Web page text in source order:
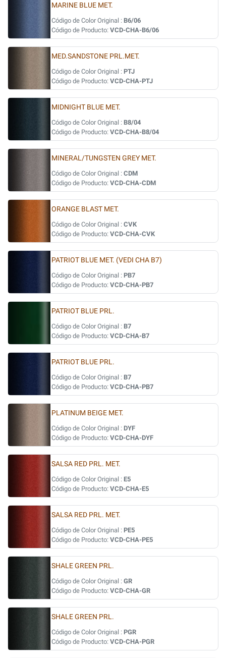
MARINE BLUE MET.
Código de Color Original : B6/06
Código de Producto: VCD-CHA-B6/06
MED.SANDSTONE PRL.MET.
Código de Color Original : PTJ
Código de Producto: VCD-CHA-PTJ
MIDNIGHT BLUE MET.
Código de Color Original : B8/04
Código de Producto: VCD-CHA-B8/04
MINERAL/TUNGSTEN GREY MET.
Código de Color Original : CDM
Código de Producto: VCD-CHA-CDM
ORANGE BLAST MET.
Código de Color Original : CVK
Código de Producto: VCD-CHA-CVK
PATRIOT BLUE MET. (VEDI CHA B7)
Código de Color Original : PB7
Código de Producto: VCD-CHA-PB7
PATRIOT BLUE PRL.
Código de Color Original : B7
Código de Producto: VCD-CHA-B7
PATRIOT BLUE PRL.
Código de Color Original : B7
Código de Producto: VCD-CHA-PB7
PLATINUM BEIGE MET.
Código de Color Original : DYF
Código de Producto: VCD-CHA-DYF
SALSA RED PRL. MET.
Código de Color Original : E5
Código de Producto: VCD-CHA-E5
SALSA RED PRL. MET.
Código de Color Original : PE5
Código de Producto: VCD-CHA-PE5
SHALE GREEN PRL.
Código de Color Original : GR
Código de Producto: VCD-CHA-GR
SHALE GREEN PRL.
Código de Color Original : PGR
Código de Producto: VCD-CHA-PGR